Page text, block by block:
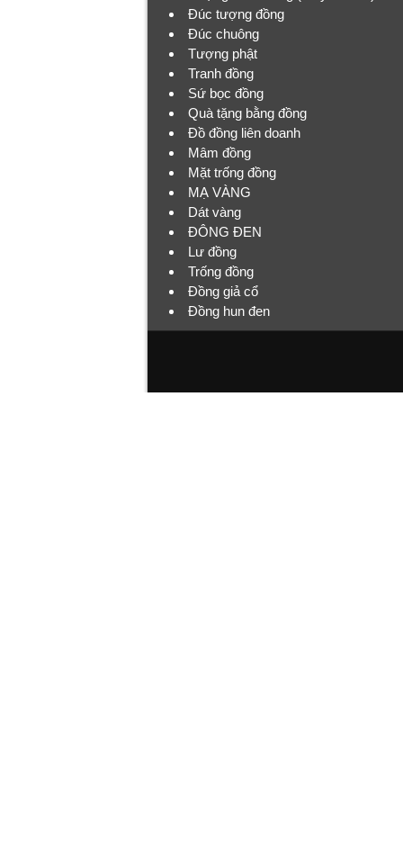
Đúc tượng đồng
Đúc chuông
Tượng phật
Tranh đồng
Sứ bọc đồng
Quà tặng bằng đồng
Đồ đồng liên doanh
Mâm đồng
Mặt trống đồng
MẠ VÀNG
Dát vàng
ĐÔNG ĐEN
Lư đồng
Trống đồng
Đồng giả cổ
Đồng hun đen